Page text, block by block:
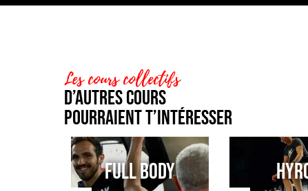
Les cours collectifs
D’autres cours
pourraient t’intéresser
FULL BODY